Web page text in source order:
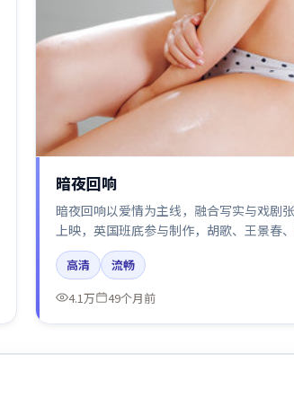
暗夜回响
暗夜回响以爱情为主线，融合写实与戏剧
上映，英国班底参与制作，胡歌、王景春
腾、谭卓在片中呈现细腻表演，影像风格
辑强化了情绪曲线。
高清
流畅
4.1万
49个月前